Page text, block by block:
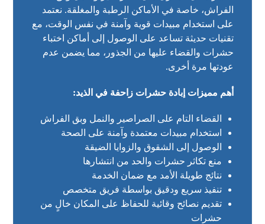
الفراش، خاصة في الأماكن الرطبة والمغلقة. نعتمد
على استخدام مبيدات قوية وآمنة في نفس الوقت، مع
تقنيات حديثة تساعد على الوصول إلى أماكن اختباء
حشرات والقضاء عليها من الجذور، مما يضمن عدم
عودتها مرة أخرى.
أهم مميزات إبادة حشرات زاحفة في الذيد:
القضاء التام على الصراصير والنمل وبق الفراش
استخدام مبيدات معتمدة وآمنة على الصحة
الوصول إلى الشقوق والزوايا الضيقة
منع تكاثر حشرات والحد من انتشارها
نتائج طويلة الأمد مع ضمان الخدمة
تنفيذ سريع ودقيق بواسطة فريق متخصص
تقديم نصائح وقائية للحفاظ على المكان خالٍ من
حشرات